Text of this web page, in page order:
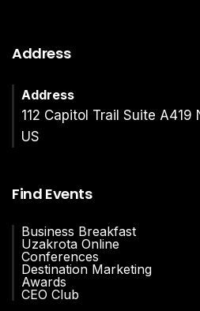
Address
Address
112 Capitol Trail Suite A419
US
Find Events
Business Breakfast
Uzakrota Online
Conferences
Destination Marketing
Awards
CEO Club